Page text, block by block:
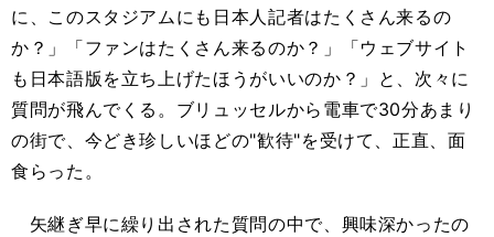
に、このスタジアムにも日本人記者はたくさん来るの
か？」「ファンはたくさん来るのか？」「ウェブサイト
も日本語版を立ち上げたほうがいいのか？」と、次々に
質問が飛んでくる。ブリュッセルから電車で30分あまり
の街で、今どき珍しいほどの"歓待"を受けて、正直、面
食らった。
矢継ぎ早に繰り出された質問の中で、興味深かったの